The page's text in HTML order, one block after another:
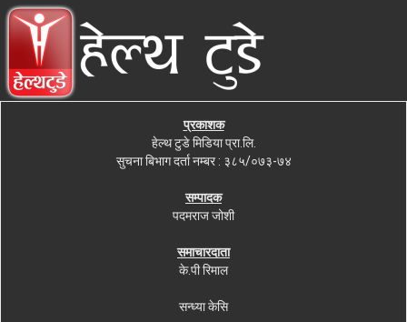
प्रकाशक
हेल्थ टुडे मिडिया प्रा.लि.
सुचना बिभाग दर्ता नम्बर : ३८५/०७३-७४
सम्पादक
पदमराज जोशी
समाचारदाता
के.पी रिमाल
सन्ध्या केसि